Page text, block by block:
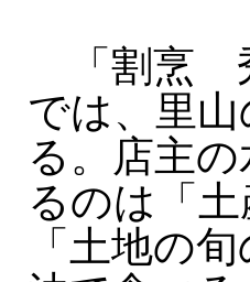
「割烹 秀
では、里
る。店主
るのは「
「土地の